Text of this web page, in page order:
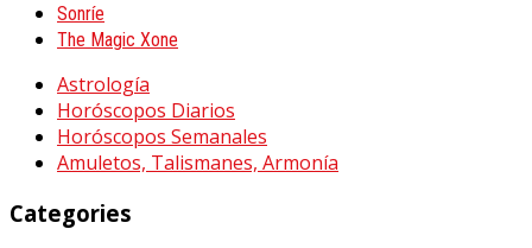
Sonríe
The Magic Xone
Astrología
Horóscopos Diarios
Horóscopos Semanales
Amuletos, Talismanes, Armonía
Categories